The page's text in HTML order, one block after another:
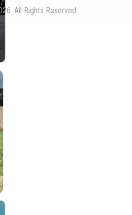
All Rights Reserved.